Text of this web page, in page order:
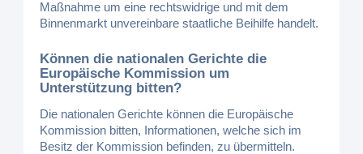
Maßnahme um eine rechtswidrige und mit dem
Binnenmarkt unvereinbare staatliche Beihilfe handelt.
Können die nationalen Gerichte die
Europäische Kommission um
Unterstützung bitten?
Die nationalen Gerichte können die Europäische
Kommission bitten, Informationen, welche sich im
Besitz der Kommission befinden, zu übermitteln.